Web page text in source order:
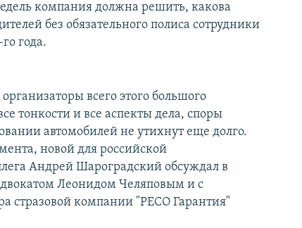
компания должна решить, какова
без обязательного полиса сотрудники
года.
всего этого большого
тонкости и все аспекты дела, споры
автомобилей не утихнут еще долго.
новой для российской
Андрей Шароградский обсуждал в
Леонидом Челяповым и с
стразовой компании "РЕСО Гарантия"